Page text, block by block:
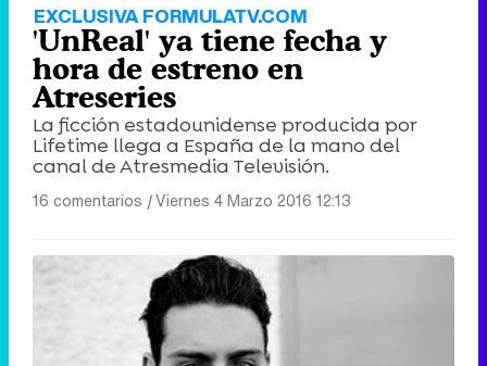
EXCLUSIVA FORMULATV.COM
'UnReal' ya tiene fecha y
hora de estreno en
Atreseries
La ficción estadounidense producida por
Lifetime llega a España de la mano del
canal de Atresmedia Televisión.
16 comentarios |Viernes 4 Marzo 2016 12:13